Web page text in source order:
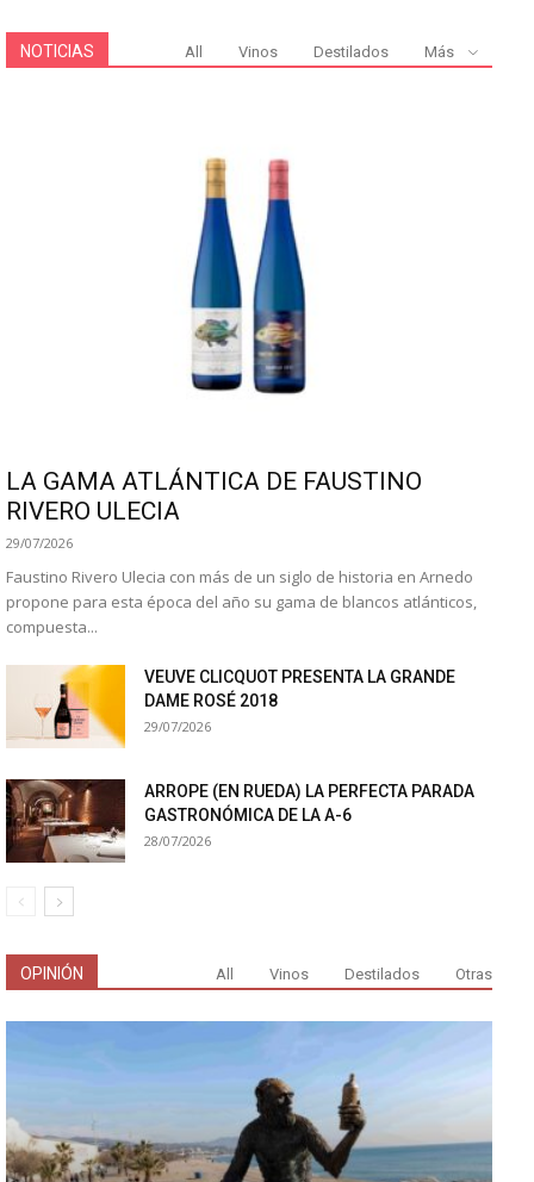
NOTICIAS All Vinos Destilados Más
LA GAMA ATLÁNTICA DE FAUSTINO
RIVERO ULECIA
29/07/2026
Faustino Rivero Ulecia con más de un siglo de historia en Arnedo
propone para esta época del año su gama de blancos atlánticos,
compuesta...
VEUVE CLICQUOT PRESENTA LA GRANDE
DAME ROSÉ 2018
29/07/2026
ARROPE (EN RUEDA) LA PERFECTA PARADA
GASTRONÓMICA DE LA A-6
28/07/2026
OPINIÓN All Vinos Destilados Otras